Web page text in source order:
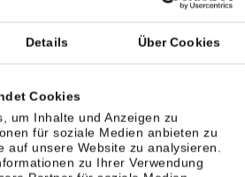
Details Über Cookies
Cookies
um Inhalte und Anzeigen zu
für soziale Medien anbieten zu
auf unsere Website zu analysieren.
zu Ihrer Verwendung